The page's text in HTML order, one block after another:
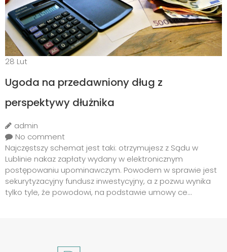
28 Lut
Ugoda na przedawniony dług z
perspektywy dłużnika
admin
No comment
Najczęstszy schemat jest taki: otrzymujesz z Sądu w
Lublinie nakaz zapłaty wydany w elektronicznym
postępowaniu upominawczym. Powodem w sprawie jest
sekurytyzacyjny fundusz inwestycyjny, a z pozwu wynika
tylko tyle, że powodowi, na podstawie umowy ce...